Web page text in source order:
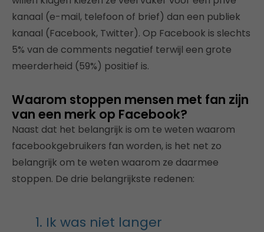
kanaal (e-mail, telefoon of brief) dan een publiek
kanaal (Facebook, Twitter). Op Facebook is slechts
5% van de comments negatief terwijl een grote
meerderheid (59%) positief is.
Waarom stoppen mensen met fan zijn
van een merk op Facebook?
Naast dat het belangrijk is om te weten waarom
facebookgebruikers fan worden, is het net zo
belangrijk om te weten waarom ze daarmee
stoppen. De drie belangrijkste redenen:
1. Ik was niet langer